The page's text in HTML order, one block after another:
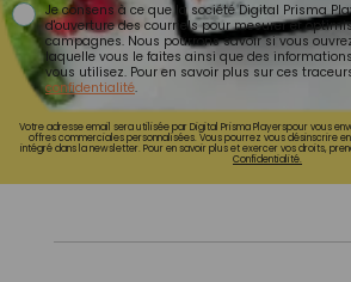
Je consens à ce que la société Digital Prisma
d'ouverture des courriels pour mesurer et
campagnes. Nous pourrons savoir si vous
laquelle vous le faites ainsi que des
vous utilisez. Pour en savoir plus sur ces
confidentialité.
Votre adresse email sera utilisée par Digital Prisma Playerspour vous
offres commerciales personnalisées. Vous pourrez vous désinscrire
intégré dans la newsletter. Pour en savoir plus et exercer vos droits,
Confidentialité.